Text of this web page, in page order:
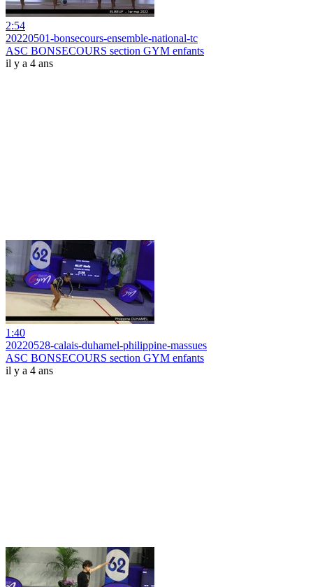
2:54
20220501-bonsecours-ensemble-national-tc
ASC BONSECOURS section GYM enfants
il y a 4 ans
1:40
20220528-calais-duhamel-philippine-massues
ASC BONSECOURS section GYM enfants
il y a 4 ans